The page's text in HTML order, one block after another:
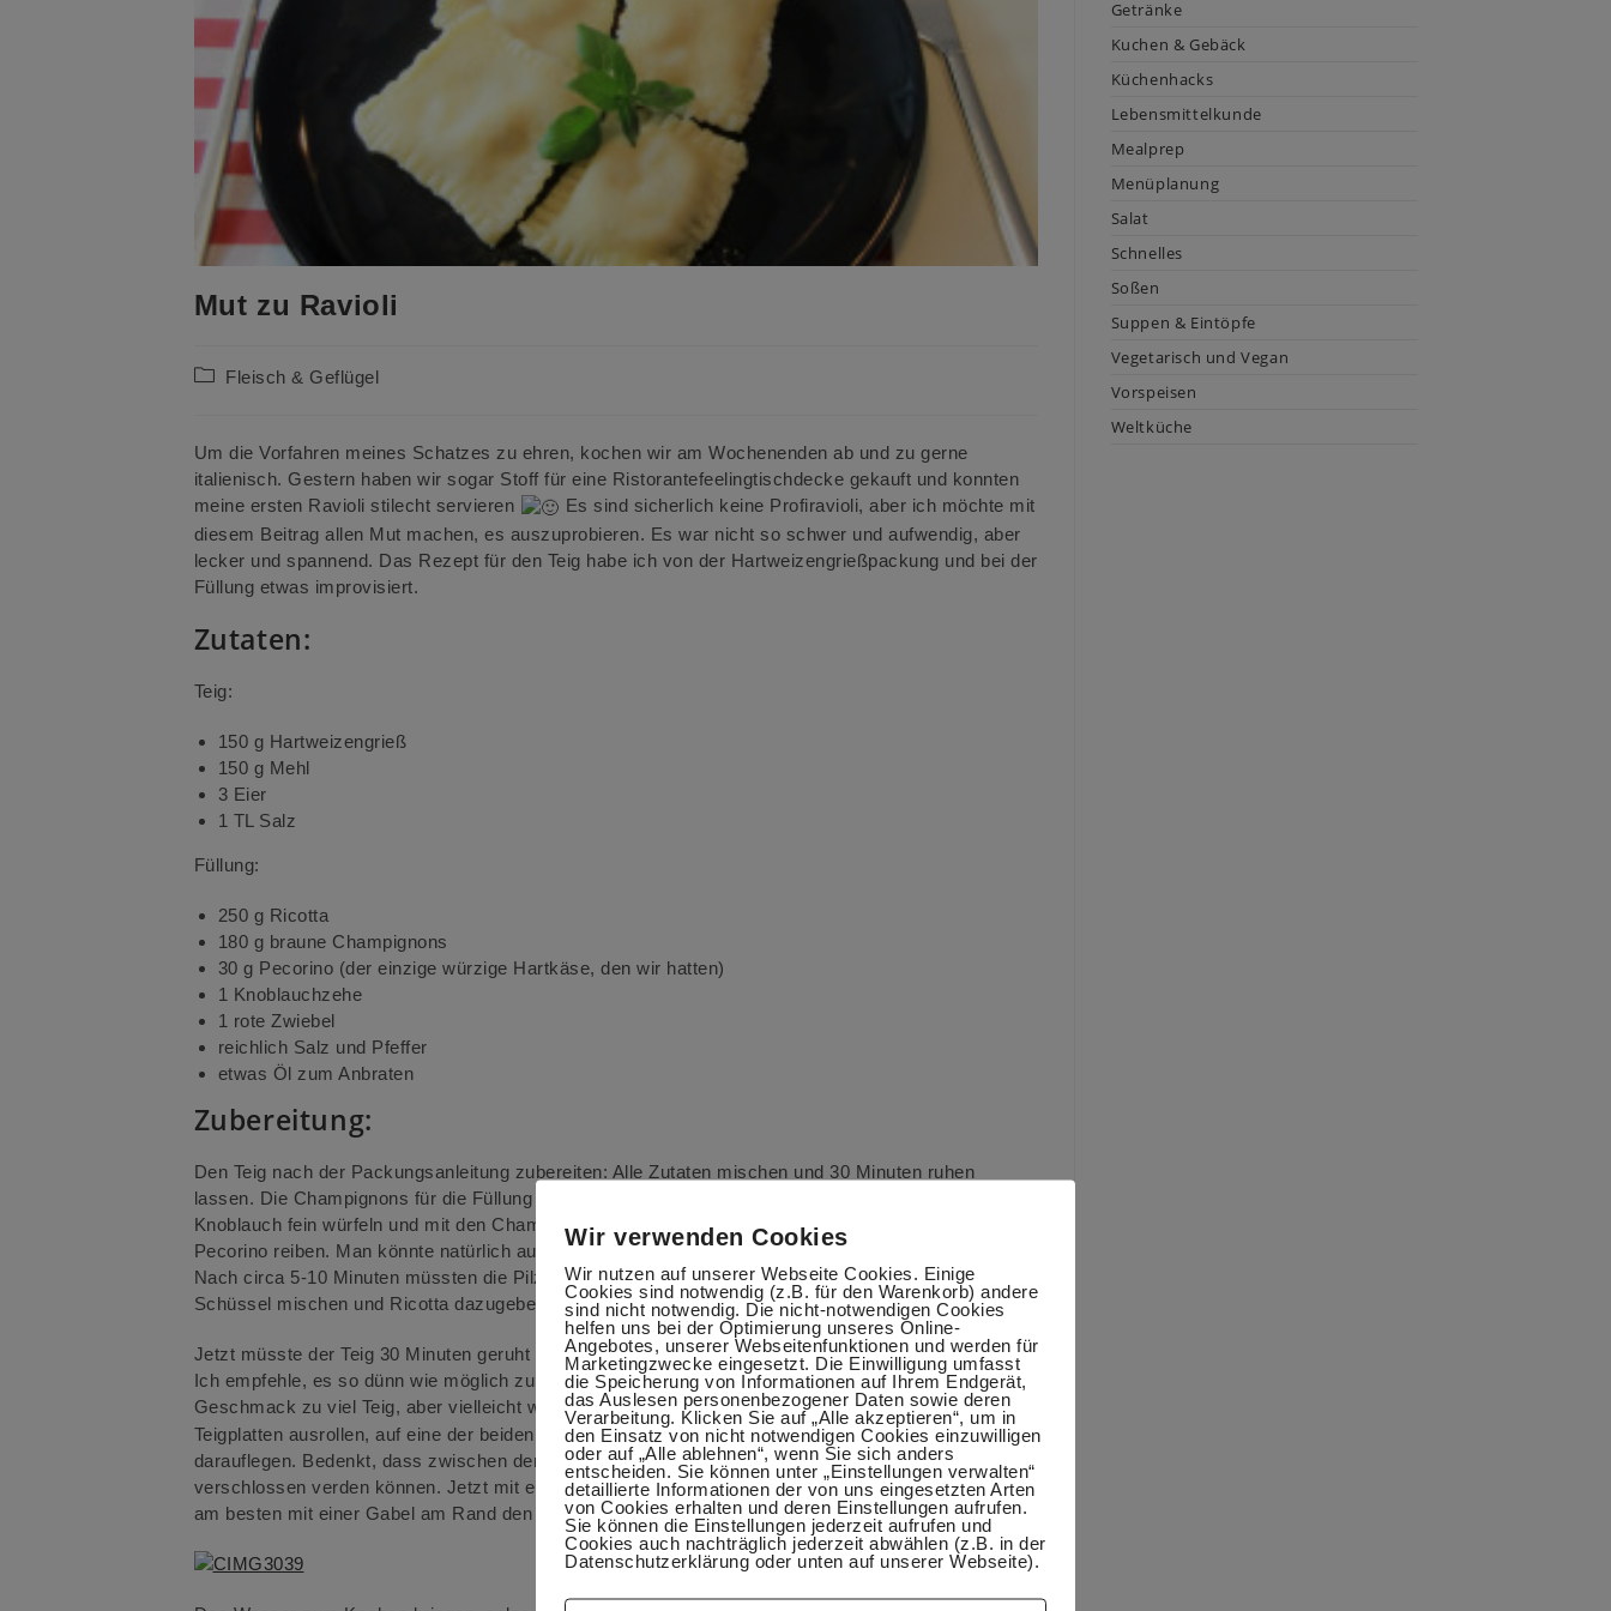
Mut zu Ravioli
Beitrags-Fleisch & Geflügel
Um die Vorfahren meines Schatzes zu ehren, kochen wir am Wochenenden ab und zu gerne
italienisch. Gestern haben wir sogar Stoff für eine Ristorantefeelingtischdecke gekauft und konnten
meine ersten Ravioli stilecht servieren
Es sind sicherlich keine Profiravioli, aber ich möchte mit
diesem Beitrag allen Mut machen, es auszuprobieren. Es war nicht so schwer und aufwendig, aber
lecker und spannend. Das Rezept für den Teig habe ich von der Hartweizengrießpackung und bei der
Füllung etwas improvisiert.
Zutaten:
Teig:
150 g Hartweizengrieß
150 g Mehl
3 Eier
1 TL Salz
Füllung:
250 g Ricotta
180 g braune Champignons
30 g Pecorino (der einzige würzige Hartkäse, den wir hatten)
1 Knoblauchzehe
1 rote Zwiebel
reichlich Salz und Pfeffer
etwas Öl zum Anbraten
Zubereitung:
Den Teig nach der Packungsanleitung zubereiten: Alle Zutaten mischen und 30 Minuten ruhen
lassen. Die Champignons für die Füllung in feine Stifte oder Würfel schneiden. Die Zwiebel und
Knoblauch fein würfeln und mit den Champignons in etwas Olivenöl anbraten. Währendessen den
Pecorino reiben. Man könnte natürlich auch Parmesan oder anderen würzigen Hartkäse nehmen.
Nach circa 5-10 Minuten müssten die Pilze soweit sein. Den Käse und die Champignons in einer
Schüssel mischen und Ricotta dazugeben. Die Füllung gut salzen, pfeffern und probieren.
Jetzt müsste der Teig 30 Minuten geruht haben. Er wird auf einer bemehlten Oberfläche ausgerollt.
Ich empfehle, es so dünn wie möglich zu machen. Manche meiner Raviolis hatten für meinen
Geschmack zu viel Teig, aber vielleicht waren sie auch nur etwas zu al dente
Zwei dünne
Teigplatten ausrollen, auf eine der beiden kleine Häufchen der Füllung platzieren und die zweite
darauflegen. Bedenkt, dass zwischen den Häufchen genug Platz sein muss, weil sie sonst nicht gut
verschlossen verden können. Jetzt mit einem Teigmesser zwischen den Hügelchen schneiden und
am besten mit einer Gabel am Rand den Teig zusammendrücken. So sahen die Babys aus
Getränke
Kuchen & Gebäck
Küchenhacks
Lebensmittelkunde
Mealprep
Menüplanung
Salat
Schnelles
Soßen
Suppen & Eintöpfe
Vegetarisch und Vegan
Vorspeisen
Weltküche
Wir verwenden Cookies
Wir nutzen auf unserer Webseite Cookies. Einige
Cookies sind notwendig (z.B. für den Warenkorb) andere
sind nicht notwendig. Die nicht-notwendigen Cookies
helfen uns bei der Optimierung unseres Online-
Angebotes, unserer Webseitenfunktionen und werden für
Marketingzwecke eingesetzt. Die Einwilligung umfasst
die Speicherung von Informationen auf Ihrem Endgerät,
das Auslesen personenbezogener Daten sowie deren
Verarbeitung. Klicken Sie auf „Alle akzeptieren“, um in
den Einsatz von nicht notwendigen Cookies einzuwilligen
oder auf „Alle ablehnen“, wenn Sie sich anders
entscheiden. Sie können unter „Einstellungen verwalten“
detaillierte Informationen der von uns eingesetzten Arten
von Cookies erhalten und deren Einstellungen aufrufen.
Sie können die Einstellungen jederzeit aufrufen und
Cookies auch nachträglich jederzeit abwählen (z.B. in der
Datenschutzerklärung oder unten auf unserer Webseite).